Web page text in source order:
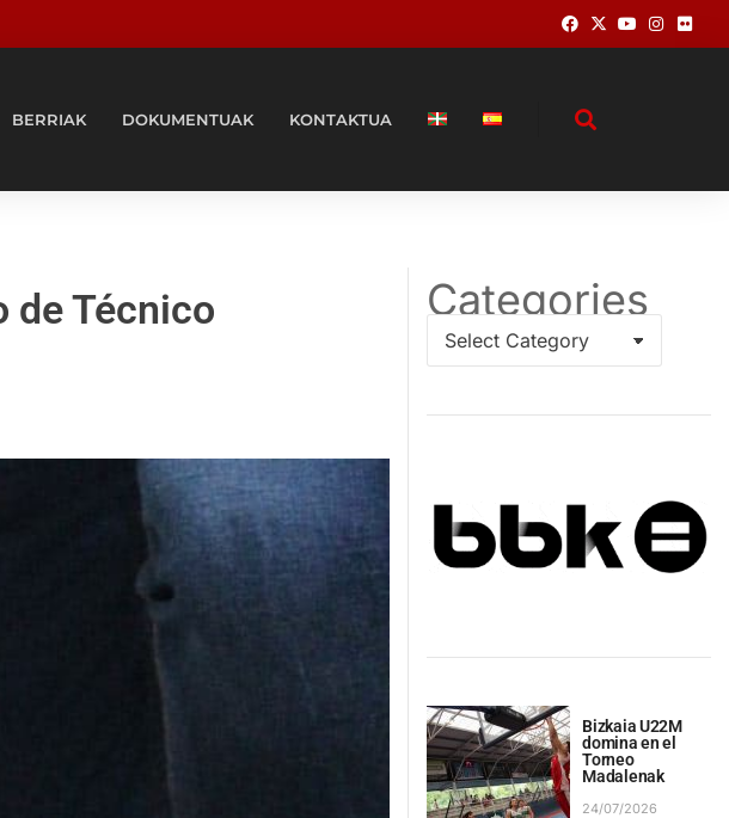
BERRIAK DOKUMENTUAK KONTAKTUA
de Técnico
Categories
Bizkaia U22M
domina en el
Torneo
Madalenak
24/07/2026